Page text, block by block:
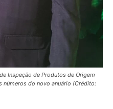
Inspeção de Produtos de Origem
números do novo anuário (Crédito: